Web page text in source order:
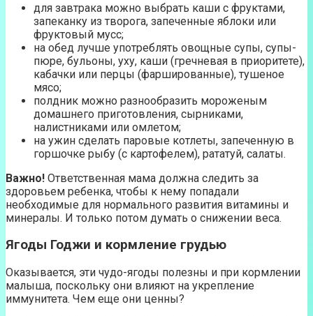
для завтрака можно выбрать каши с фруктами,
запеканку из творога, запеченные яблоки или
фруктовый мусс;
на обед лучше употреблять овощные супы, супы-
пюре, бульоны, уху, каши (гречневая в приоритете),
кабачки или перцы (фаршированные), тушеное
мясо;
полдник можно разнообразить мороженым
домашнего приготовления, сырниками,
налистниками или омлетом;
на ужин сделать паровые котлеты, запеченную в
горшочке рыбу (с картофелем), рататуй, салаты.
Важно! Ответственная мама должна следить за
здоровьем ребенка, чтобы к нему попадали
необходимые для нормального развития витамины и
минералы. И только потом думать о снижении веса.
Ягоды Годжи и кормление грудью
Оказывается, эти чудо-ягоды полезны и при кормлении
малыша, поскольку они влияют на укрепление
иммунитета. Чем еще они ценны?